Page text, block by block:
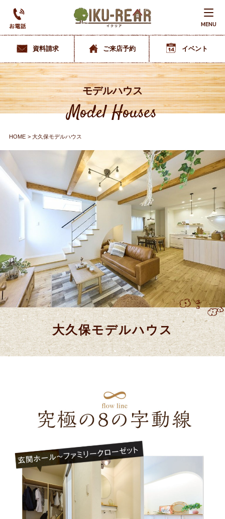
MENU
資料請求 ご来店予約 イベント
モデルハウス
Model Houses
HOME 大久保モデルハウス
大久保モデルハウス